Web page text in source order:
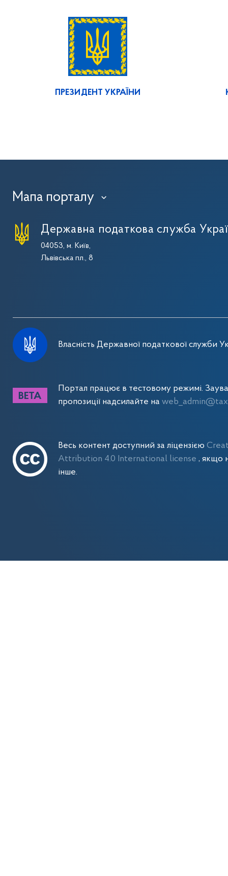
ПРЕЗИДЕНТ УКРАЇНИ
Мапа порталу ›
Державна податкова служба
04053, м. Київ,
Львівська пл., 8
Власність Державної податкової служби
Портал працює в тестовому режимі.
пропозиції надсилайте на
Весь контент доступний за ліцензією
Attribution 4.0 International license, якщо
інше.